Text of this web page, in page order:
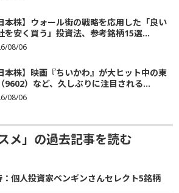
本株】ウォール街の戦略を応用した「良い
を安く買う」投資法、参考銘柄15選...
08/06
本株】映画『ちいかわ』が大ヒット中の東
9602）など、久しぶりに注目される...
08/06
メ」の過去記事を読む
：個人投資家ペンギンさんセレクト5銘柄